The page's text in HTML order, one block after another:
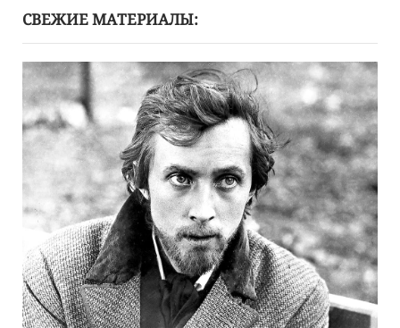
СВЕЖИЕ МАТЕРИАЛЫ: